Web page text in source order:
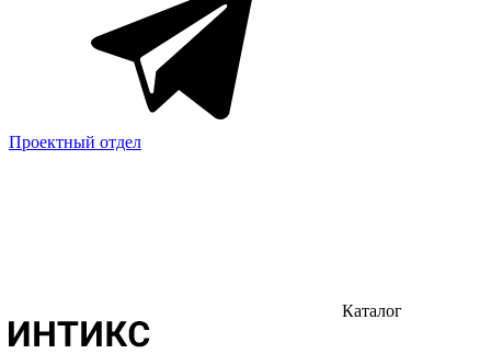
Проектный отдел
Каталог